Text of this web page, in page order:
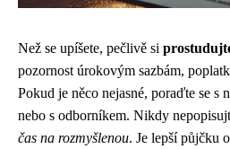
Než se upíšete, pečlivě si
pozornost úrokovým sazbám,
Pokud je něco nejasné, poraďte se s
nebo s odborníkem. Nikdy
čas na rozmyšlenou. Je lepší půjčku